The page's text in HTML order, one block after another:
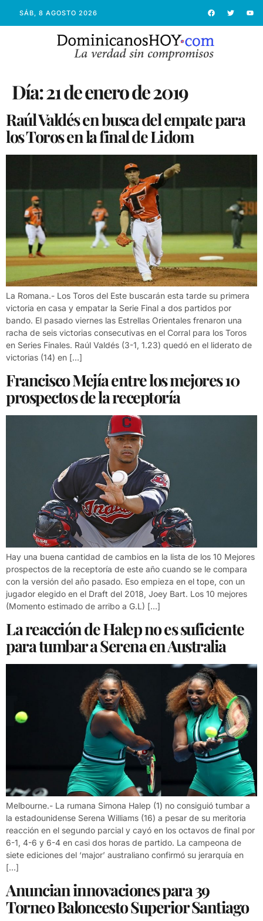
SÁB, 8 AGOSTO 2026
Día:21 de enero de 2019
Raúl Valdés en busca del empate para
los Toros en la final de Lidom
La Romana.- Los Toros del Este buscarán esta tarde su primera
victoria en casa y empatar la Serie Final a dos partidos por
bando. El pasado viernes las Estrellas Orientales frenaron una
racha de seis victorias consecutivas en el Corral para los Toros
en Series Finales. Raúl Valdés (3-1, 1.23) quedó en el liderato de
victorias (14) en […]
Francisco Mejía entre los mejores 10
prospectos de la receptoría
Hay una buena cantidad de cambios en la lista de los 10 Mejores
prospectos de la receptoría de este año cuando se le compara
con la versión del año pasado. Eso empieza en el tope, con un
jugador elegido en el Draft del 2018, Joey Bart. Los 10 mejores
(Momento estimado de arribo a G.L) […]
La reacción de Halep no es suficiente
para tumbar a Serena en Australia
Melbourne.- La rumana Simona Halep (1) no consiguió tumbar a
la estadounidense Serena Williams (16) a pesar de su meritoria
reacción en el segundo parcial y cayó en los octavos de final por
6-1, 4-6 y 6-4 en casi dos horas de partido. La campeona de
siete ediciones del ‘major’ australiano confirmó su jerarquía en
[…]
Anuncian innovaciones para 39
Torneo Baloncesto Superior Santiago